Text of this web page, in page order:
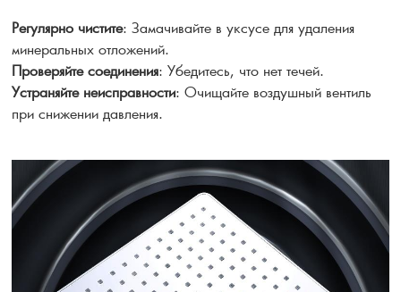
Регулярно чистите: Замачивайте в уксусе для удаления
минеральных отложений.
Проверяйте соединения: Убедитесь, что нет течей.
Устраняйте неисправности: Очищайте воздушный вентиль
при снижении давления.